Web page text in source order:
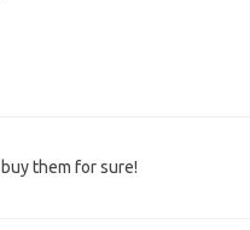
them for sure!